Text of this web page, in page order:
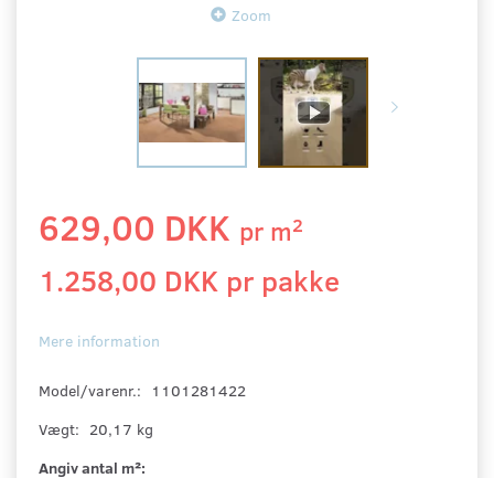
Zoom
629,00 DKK pr m2
1.258,00 DKK pr pakke
Mere information
Model/varenr.:
1101281422
Vægt: 20,17 kg
Angiv antal m²: